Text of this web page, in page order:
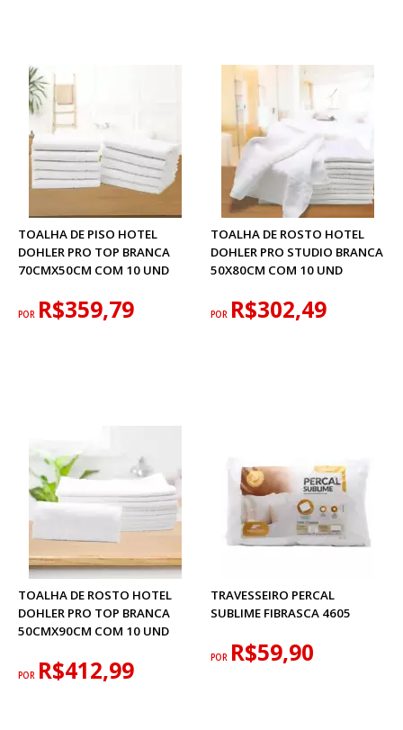
TOALHA DE PISO HOTEL
DOHLER PRO TOP BRANCA
70CMX50CM COM 10 UND
POR R$359,79
TOALHA DE ROSTO HOTEL
DOHLER PRO STUDIO BRANCA
50X80CM COM 10 UND
POR R$302,49
TOALHA DE ROSTO HOTEL
DOHLER PRO TOP BRANCA
50CMX90CM COM 10 UND
POR R$412,99
TRAVESSEIRO PERCAL
SUBLIME FIBRASCA 4605
POR R$59,90